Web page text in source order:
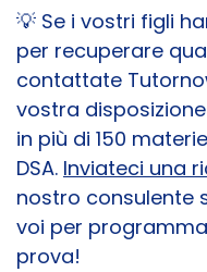
💡 Se i vostri figli
per recuperare
contattate
vostra
in più di 150
DSA. Inviateci una
nostro consulente
voi per
prova!